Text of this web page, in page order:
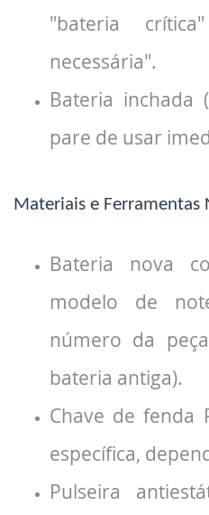
"bateria
necessária".
Bateria inchada
pare de usar
Materiais e Ferramentas
Bateria nova
modelo de
número da
bateria antiga).
Chave de fenda
específica,
Pulseira